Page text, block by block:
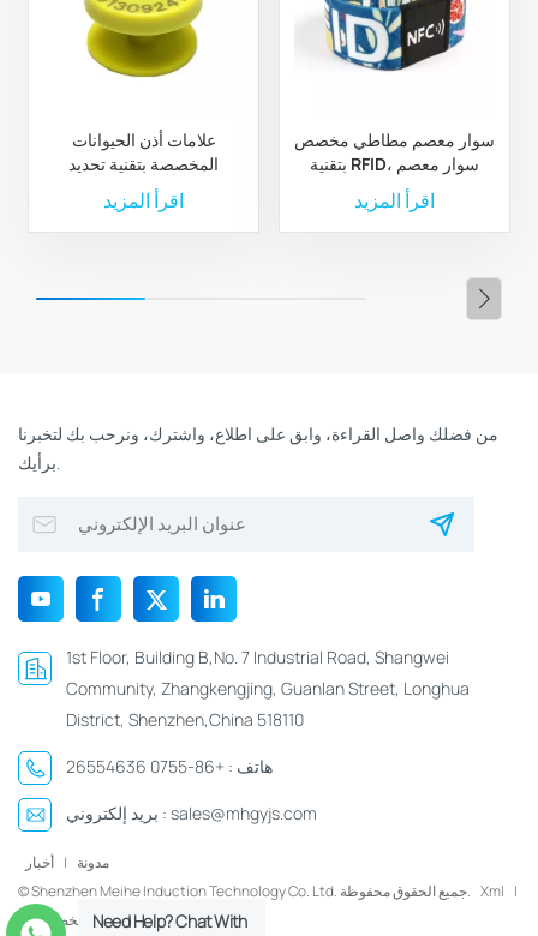
علامات أذن الحيوانات
المخصصة بتقنية تحديد
الترددات الراديوية لإدارة
الثروة الحيوانية والمزارع
اقرأ المزيد
سوار معصم مطاطي مخصص
بتقنية RFID، سوار معصم
مطاطي من البوليستر بتقنية
RFID مخصص
اقرأ المزيد
من فضلك واصل القراءة، وابق على اطلاع، واشترك، ونرحب بك لتخبرنا
برأيك.
1st Floor, Building B,No. 7 Industrial Road, Shangwei
Community, Zhangkengjing, Guanlan Street, Longhua
District, Shenzhen,China 518110
هاتف : +86-0755 26554636
بريد إلكتروني : sales@mhgyjs.com
مدونة | أخبار
© Shenzhen Meihe Induction Technology Co. Ltd. جميع الحقوق محفوظة. Xml |
سياسة الخصوصيةNeed Help? Chat With